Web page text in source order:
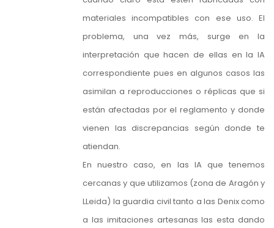
materiales incompatibles con ese uso. El
problema, una vez más, surge en la
interpretación que hacen de ellas en la IA
correspondiente pues en algunos casos las
asimilan a reproducciones o réplicas que si
están afectadas por el reglamento y donde
vienen las discrepancias según donde te
atiendan.
En nuestro caso, en las IA que tenemos
cercanas y que utilizamos (zona de Aragón y
LLeida) la guardia civil tanto a las Denix como
a las imitaciones artesanas las esta dando